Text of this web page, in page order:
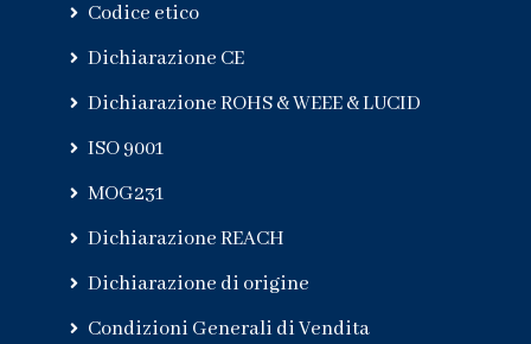
Codice etico
Dichiarazione CE
Dichiarazione ROHS & WEEE & LUCID
ISO 9001
MOG231
Dichiarazione REACH
Dichiarazione di origine
Condizioni Generali di Vendita